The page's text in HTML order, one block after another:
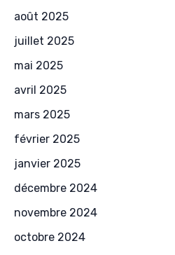
août 2025
juillet 2025
mai 2025
avril 2025
mars 2025
février 2025
janvier 2025
décembre 2024
novembre 2024
octobre 2024